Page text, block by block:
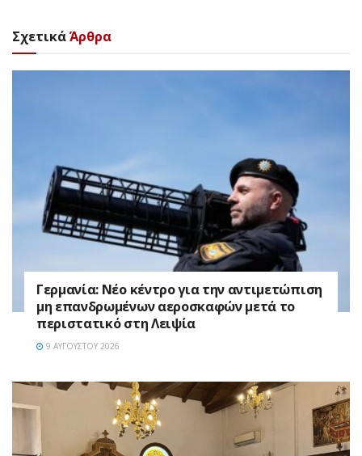
ΣχετικάΆρθρα
Γερμανία: Νέο κέντρο για την αντιμετώπιση
μη επανδρωμένων αεροσκαφών μετά το
περιστατικό στη Λειψία
9 ΑΥΓΟΎΣΤΟΥ 2026